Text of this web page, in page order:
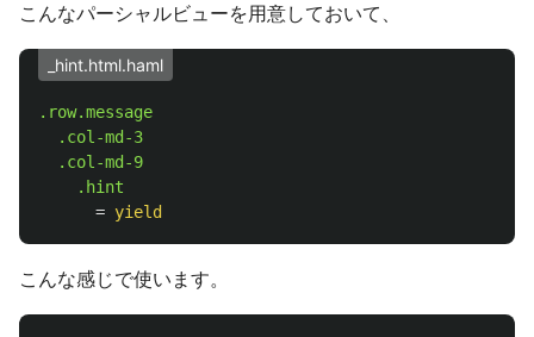
こんなパーシャルビューを用意しておいて、
_hint.html.haml
.row.message
.col-md-3
.col-md-9
.hint
= yield
こんな感じで使います。